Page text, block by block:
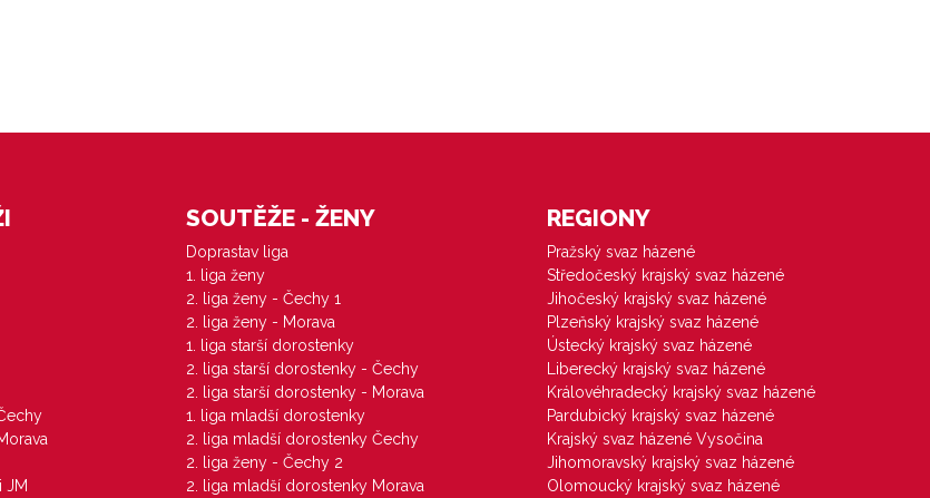
JM
SOUTĚŽE - ŽENY
Doprastav liga
1. liga ženy
2. liga ženy - Čechy 1
2. liga ženy - Morava
1. liga starší dorostenky
2. liga starší dorostenky - Čechy
2. liga starší dorostenky - Morava
1. liga mladší dorostenky
2. liga mladší dorostenky Čechy
2. liga ženy - Čechy 2
2. liga mladší dorostenky Morava
REGIONY
Pražský svaz házené
Středočeský krajský svaz házené
Jihočeský krajský svaz házené
Plzeňský krajský svaz házené
Ústecký krajský svaz házené
Liberecký krajský svaz házené
Královéhradecký krajský svaz házené
Pardubický krajský svaz házené
Krajský svaz házené Vysočina
Jihomoravský krajský svaz házené
Olomoucký krajský svaz házené